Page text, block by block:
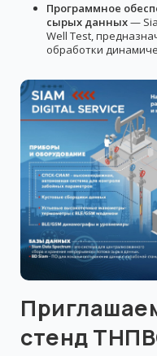
Программное
сырых данных—
Well Test,
обработки
стенд